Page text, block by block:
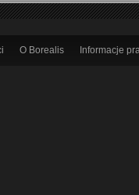
O Borealis Informacje